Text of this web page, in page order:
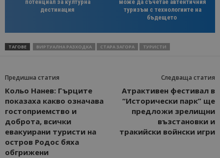
потенциал за културна
дестинация
може да съчетае автентичния
туризъм с технологиите на
бъдещето
ТАГОВЕ ВИРТУАЛНА РАЗХОДКА СТАРА ЗАГОРА ТУРИСТИ
Предишна статия
Кольо Нанев: Гърците
показаха какво означава
гостоприемство и
доброта, всички
евакуирани туристи на
остров Родос бяха
обгрижени
Следваща статия
Атрактивен фестивал в
“Исторически парк” ще
предложи зрелищни
възстановки и
тракийски войнски игри